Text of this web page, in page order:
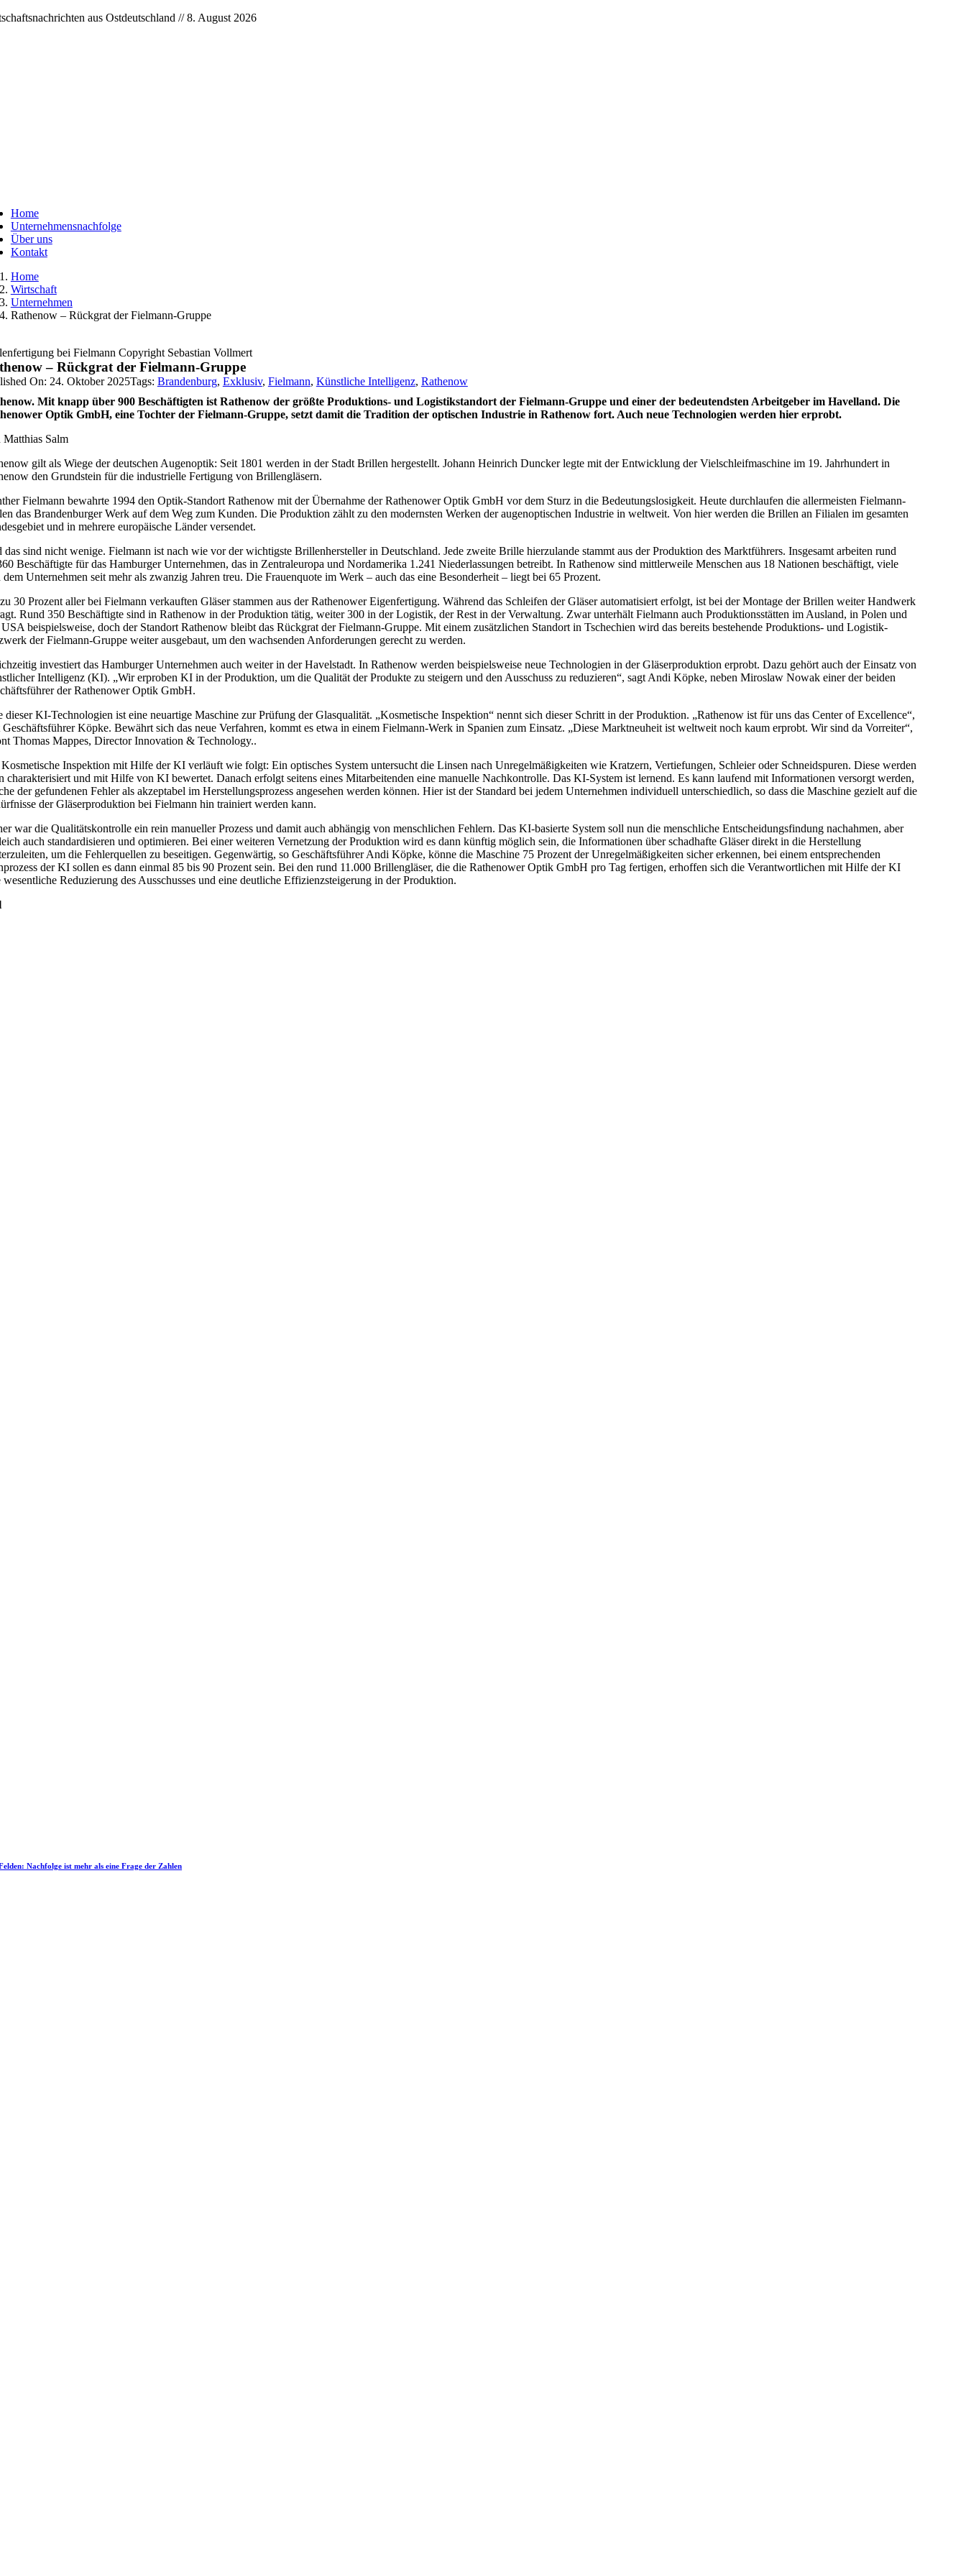
Skip
aus Ostdeutschland // 8. August 2026
Home
Unternehmensnachfolge
Über uns
Kontakt
Home
Wirtschaft
Unternehmen
Rathenow – Rückgrat der Fielmann-Gruppe
bei Fielmann Copyright Sebastian Vollmert
– Rückgrat der Fielmann-Gruppe
On: 24. Oktober 2025Tags: Brandenburg, Exklusiv, Fielmann, Künstliche Intelligenz, Rathenow
Mit knapp über 900 Beschäftigten ist Rathenow der größte Produktions- und Logistikstandort der Fielmann-Gruppe und einer der bedeutendsten Arbeitgeber im Havelland. Die
Optik GmbH, eine Tochter der Fielmann-Gruppe, setzt damit die Tradition der optischen Industrie in Rathenow fort. Auch neue Technologien werden hier erprobt.
Matthias Salm
gilt als Wiege der deutschen Augenoptik: Seit 1801 werden in der Stadt Brillen hergestellt. Johann Heinrich Duncker legte mit der Entwicklung der Vielschleifmaschine im 19. Jahrhundert in
den Grundstein für die industrielle Fertigung von Brillengläsern.
Fielmann bewahrte 1994 den Optik-Standort Rathenow mit der Übernahme der Rathenower Optik GmbH vor dem Sturz in die Bedeutungslosigkeit. Heute durchlaufen die allermeisten Fielmann-
das Brandenburger Werk auf dem Weg zum Kunden. Die Produktion zählt zu den modernsten Werken der augenoptischen Industrie in weltweit. Von hier werden die Brillen an Filialen im gesamten
und in mehrere europäische Länder versendet.
das sind nicht wenige. Fielmann ist nach wie vor der wichtigste Brillenhersteller in Deutschland. Jede zweite Brille hierzulande stammt aus der Produktion des Marktführers. Insgesamt arbeiten rund
Beschäftigte für das Hamburger Unternehmen, das in Zentraleuropa und Nordamerika 1.241 Niederlassungen betreibt. In Rathenow sind mittlerweile Menschen aus 18 Nationen beschäftigt, viele
dem Unternehmen seit mehr als zwanzig Jahren treu. Die Frauenquote im Werk – auch das eine Besonderheit – liegt bei 65 Prozent.
30 Prozent aller bei Fielmann verkauften Gläser stammen aus der Rathenower Eigenfertigung. Während das Schleifen der Gläser automatisiert erfolgt, ist bei der Montage der Brillen weiter Handwerk
Rund 350 Beschäftigte sind in Rathenow in der Produktion tätig, weiter 300 in der Logistik, der Rest in der Verwaltung. Zwar unterhält Fielmann auch Produktionsstätten im Ausland, in Polen und
beispielsweise, doch der Standort Rathenow bleibt das Rückgrat der Fielmann-Gruppe. Mit einem zusätzlichen Standort in Tschechien wird das bereits bestehende Produktions- und Logistik-
der Fielmann-Gruppe weiter ausgebaut, um den wachsenden Anforderungen gerecht zu werden.
investiert das Hamburger Unternehmen auch weiter in der Havelstadt. In Rathenow werden beispielsweise neue Technologien in der Gläserproduktion erprobt. Dazu gehört auch der Einsatz von
Intelligenz (KI). „Wir erproben KI in der Produktion, um die Qualität der Produkte zu steigern und den Ausschuss zu reduzieren“, sagt Andi Köpke, neben Miroslaw Nowak einer der beiden
der Rathenower Optik GmbH.
dieser KI-Technologien ist eine neuartige Maschine zur Prüfung der Glasqualität. „Kosmetische Inspektion“ nennt sich dieser Schritt in der Produktion. „Rathenow ist für uns das Center of Excellence“,
Geschäftsführer Köpke. Bewährt sich das neue Verfahren, kommt es etwa in einem Fielmann-Werk in Spanien zum Einsatz. „Diese Marktneuheit ist weltweit noch kaum erprobt. Wir sind da Vorreiter“,
Thomas Mappes, Director Innovation & Technology..
Inspektion mit Hilfe der KI verläuft wie folgt: Ein optisches System untersucht die Linsen nach Unregelmäßigkeiten wie Kratzern, Vertiefungen, Schleier oder Schneidspuren. Diese werden
charakterisiert und mit Hilfe von KI bewertet. Danach erfolgt seitens eines Mitarbeitenden eine manuelle Nachkontrolle. Das KI-System ist lernend. Es kann laufend mit Informationen versorgt werden,
der gefundenen Fehler als akzeptabel im Herstellungsprozess angesehen werden können. Hier ist der Standard bei jedem Unternehmen individuell unterschiedlich, so dass die Maschine gezielt auf die
der Gläserproduktion bei Fielmann hin trainiert werden kann.
war die Qualitätskontrolle ein rein manueller Prozess und damit auch abhängig von menschlichen Fehlern. Das KI-basierte System soll nun die menschliche Entscheidungsfindung nachahmen, aber
auch standardisieren und optimieren. Bei einer weiteren Vernetzung der Produktion wird es dann künftig möglich sein, die Informationen über schadhafte Gläser direkt in die Herstellung
um die Fehlerquellen zu beseitigen. Gegenwärtig, so Geschäftsführer Andi Köpke, könne die Maschine 75 Prozent der Unregelmäßigkeiten sicher erkennen, bei einem entsprechenden
der KI sollen es dann einmal 85 bis 90 Prozent sein. Bei den rund 11.000 Brillengläser, die die Rathenower Optik GmbH pro Tag fertigen, erhoffen sich die Verantwortlichen mit Hilfe der KI
wesentliche Reduzierung des Ausschusses und eine deutliche Effizienzsteigerung in der Produktion.
Nachfolge ist mehr als eine Frage der Zahlen